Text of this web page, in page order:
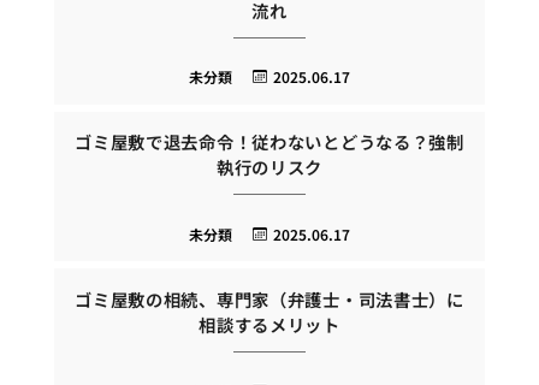
流れ
2025.06.17
未分類
ゴミ屋敷で退去命令！従わないとどうなる？強制
執行のリスク
2025.06.17
未分類
ゴミ屋敷の相続、専門家（弁護士・司法書士）に
相談するメリット